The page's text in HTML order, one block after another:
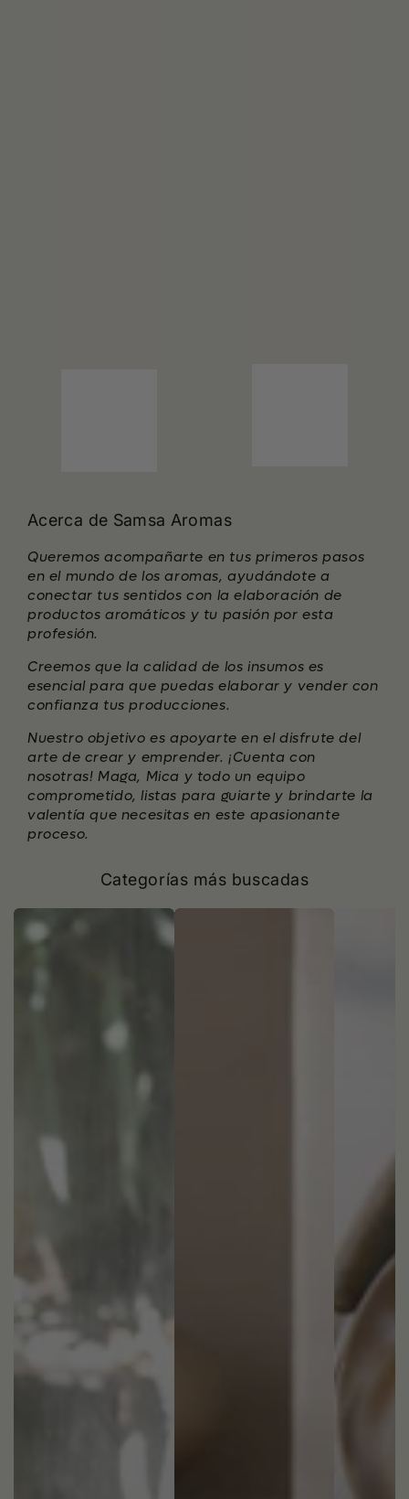
Acerca de Samsa Aromas
Queremos acompañarte en tus primeros pasos
en el mundo de los aromas, ayudándote a
conectar tus sentidos con la elaboración de
productos aromáticos y tu pasión por esta
profesión.
Creemos que la calidad de los insumos es
esencial para que puedas elaborar y vender con
confianza tus producciones.
Nuestro objetivo es apoyarte en el disfrute del
arte de crear y emprender. ¡Cuenta con
nosotras! Maga, Mica y todo un equipo
comprometido, listas para guiarte y brindarte la
valentía que necesitas en este apasionante
proceso.
Categorías más buscadas